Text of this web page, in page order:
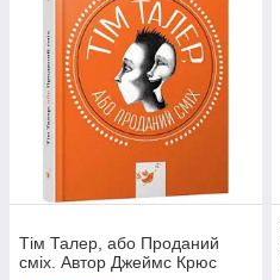
Тім Талер, або Проданий
сміх. Автор Джеймс Крюс